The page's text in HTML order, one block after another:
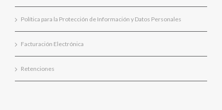
Política para la Protección de Información y Datos Personales
Facturación Electrónica
Retenciones